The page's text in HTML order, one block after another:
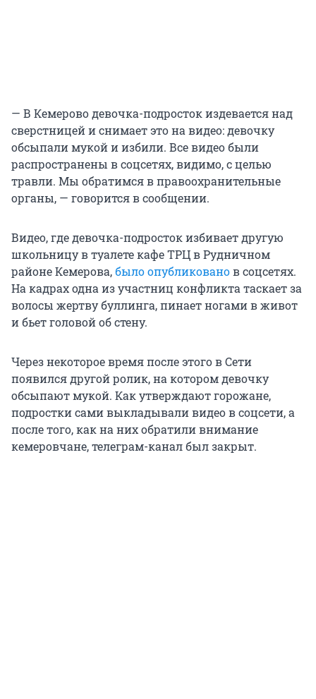
— В Кемерово девочка-подросток издевается над
сверстницей и снимает это на видео: девочку
обсыпали мукой и избили. Все видео были
распространены в соцсетях, видимо, с целью
травли. Мы обратимся в правоохранительные
органы, — говорится в сообщении.
Видео, где девочка-подросток избивает другую
школьницу в туалете кафе ТРЦ в Рудничном
районе Кемерова,было опубликованов соцсетях.
На кадрах одна из участниц конфликта таскает за
волосы жертву буллинга, пинает ногами в живот
и бьет головой об стену.
Через некоторое время после этого в Сети
появился другой ролик, на котором девочку
обсыпают мукой. Как утверждают горожане,
подростки сами выкладывали видео в соцсети, а
после того, как на них обратили внимание
кемеровчане, телеграм-канал был закрыт.